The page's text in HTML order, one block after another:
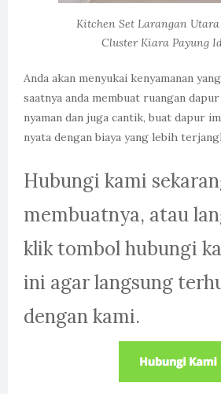
Kitchen Set Larangan
Cluster Kiara Payung
Anda akan menyukai kenyamanan
saatnya anda membuat ruangan
nyaman dan juga cantik, buat dapur
nyata dengan biaya yang lebih
Hubungi kami
membuatnya, atau
klik tombol hubungi
ini agar langsung
dengan kami.